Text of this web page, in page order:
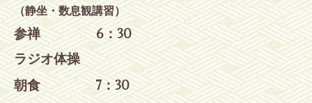
（静坐・数息観講習）
参禅 6：30
ラジオ体操
朝食 7：30